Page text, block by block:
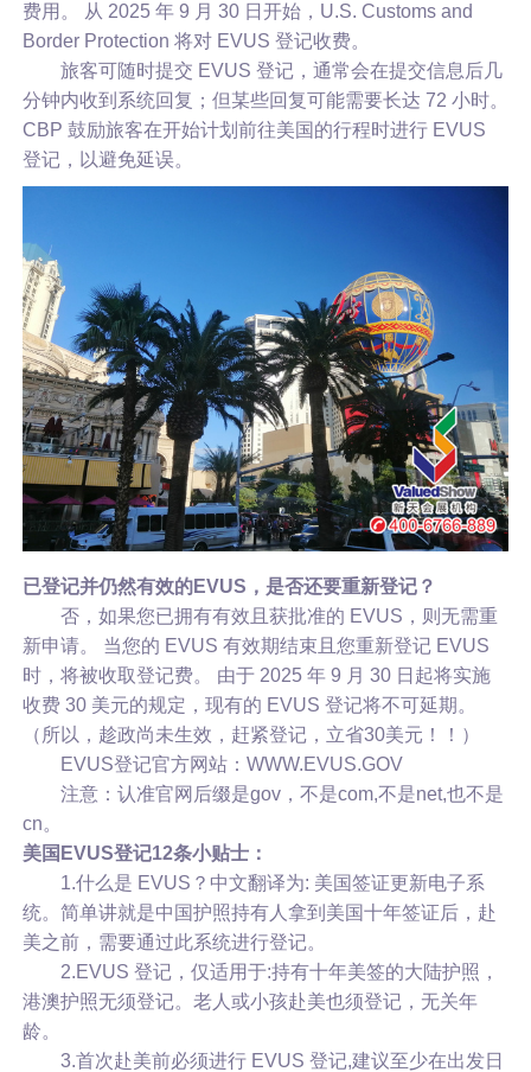
费用。 从 2025 年 9 月 30 日开始，U.S. Customs and
Border Protection 将对 EVUS 登记收费。
旅客可随时提交 EVUS 登记，通常会在提交信息后几
分钟内收到系统回复；但某些回复可能需要长达 72 小时。
CBP 鼓励旅客在开始计划前往美国的行程时进行 EVUS
登记，以避免延误。
已登记并仍然有效的EVUS，是否还要重新登记？
否，如果您已拥有有效且获批准的 EVUS，则无需重
新申请。 当您的 EVUS 有效期结束且您重新登记 EVUS
时，将被收取登记费。 由于 2025 年 9 月 30 日起将实施
收费 30 美元的规定，现有的 EVUS 登记将不可延期。
（所以，趁政尚未生效，赶紧登记，立省30美元！！）
EVUS登记官方网站：WWW.EVUS.GOV
注意：认准官网后缀是gov，不是com,不是net,也不是
cn。
美国EVUS登记12条小贴士：
1.什么是 EVUS？中文翻译为: 美国签证更新电子系
统。简单讲就是中国护照持有人拿到美国十年签证后，赴
美之前，需要通过此系统进行登记。
2.EVUS 登记，仅适用于:持有十年美签的大陆护照，
港澳护照无须登记。老人或小孩赴美也须登记，无关年
龄。
3.首次赴美前必须进行 EVUS 登记,建议至少在出发日